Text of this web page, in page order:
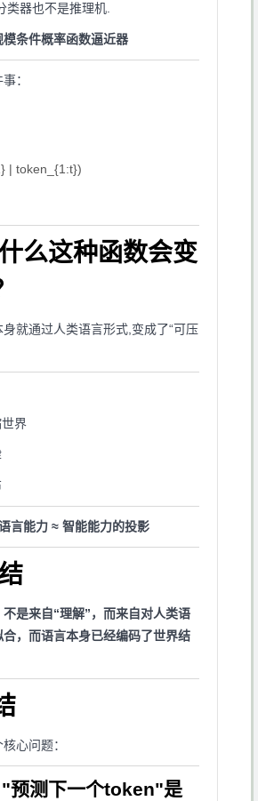
类器也不是推理机.
模条件概率函数逼近器
：
| token_{1:t})
么这种函数会变
就通过人类语言形式,变成了“可压
界
言能力 ≈ 智能能力的投影
是来自“理解”，而来自对人类语
，而语言本身已经编码了世界结
心问题：
预测下一个token"是